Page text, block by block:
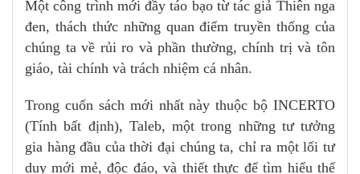
Một công trình mới đầy táo bạo từ tác giả Thiên nga
đen, thách thức những quan điểm truyền thống của
chúng ta về rủi ro và phần thường, chính trị và tôn
giáo, tài chính và trách nhiệm cá nhân.
Trong cuốn sách mới nhất này thuộc bộ INCERTO
(Tính bất định), Taleb, một trong những tư tưởng
gia hàng đầu của thời đại chúng ta, chỉ ra một lối tư
duy mới mẻ, độc đáo, và thiết thực để tìm hiểu thế